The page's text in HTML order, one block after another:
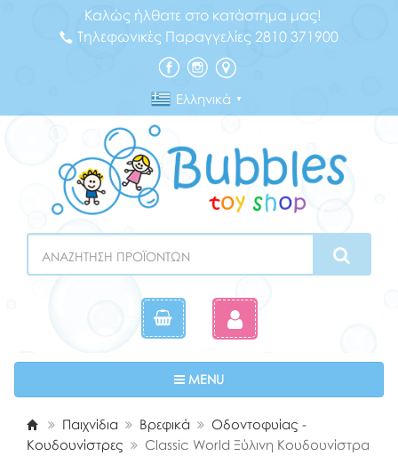
Καλώς ήλθατε στο κατάστημα μας!
Τηλεφωνικές Παραγγελίες 2810 371900
Ελληνικά ▼
MENUToggle navigation
Παιχνίδια Βρεφικά
Οδοντοφυίας -
Κουδουνίστρες
Classic World Ξύλινη Κουδουνίστρα